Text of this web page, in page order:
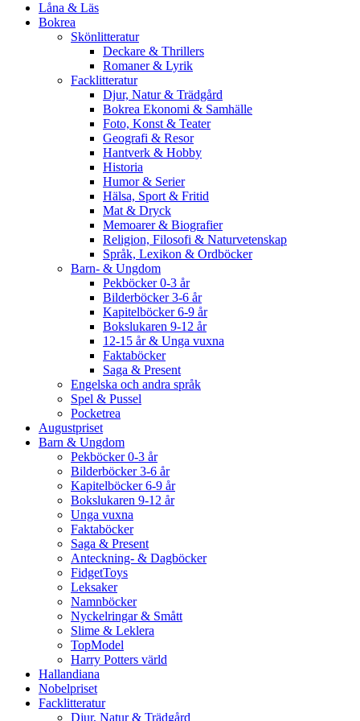
Låna & Läs
Bokrea
Skönlitteratur
Deckare & Thrillers
Romaner & Lyrik
Facklitteratur
Djur, Natur & Trädgård
Bokrea Ekonomi & Samhälle
Foto, Konst & Teater
Geografi & Resor
Hantverk & Hobby
Historia
Humor & Serier
Hälsa, Sport & Fritid
Mat & Dryck
Memoarer & Biografier
Religion, Filosofi & Naturvetenskap
Språk, Lexikon & Ordböcker
Barn- & Ungdom
Pekböcker 0-3 år
Bilderböcker 3-6 år
Kapitelböcker 6-9 år
Bokslukaren 9-12 år
12-15 år & Unga vuxna
Faktaböcker
Saga & Present
Engelska och andra språk
Spel & Pussel
Pocketrea
Augustpriset
Barn & Ungdom
Pekböcker 0-3 år
Bilderböcker 3-6 år
Kapitelböcker 6-9 år
Bokslukaren 9-12 år
Unga vuxna
Faktaböcker
Saga & Present
Anteckning- & Dagböcker
FidgetToys
Leksaker
Namnböcker
Nyckelringar & Smått
Slime & Leklera
TopModel
Harry Potters värld
Hallandiana
Nobelpriset
Facklitteratur
Djur, Natur & Trädgård